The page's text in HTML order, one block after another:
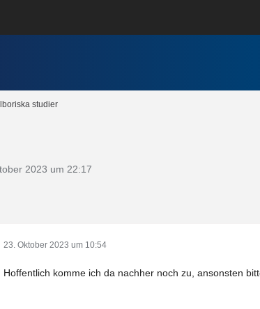
studier
2023 um 22:17
23. Oktober 2023 um 10:54
Hoffentlich komme ich da nachher noch zu, ansonsten